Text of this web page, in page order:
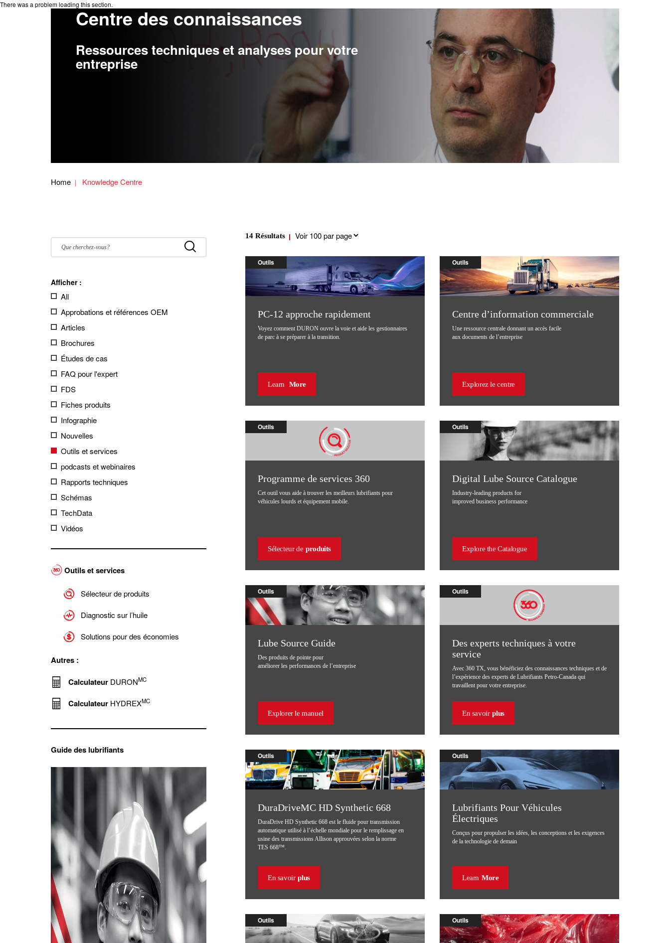
There was a problem loading this section.
Centre des connaissances
Ressources techniques et analyses pour votre
entreprise
Home Knowledge Centre
Submit
Afficher :
All
Approbations et références OEM
Articles
Brochures
Études de cas
FAQ pour l'expert
FDS
Fiches produits
Infographie
Nouvelles
Outils et services
podcasts et webinaires
Rapports techniques
Schémas
TechData
Vidéos
Outils et services
Sélecteur de produits
Diagnostic sur l’huile
Solutions pour des économies
Autres :
Calculateur DURONMC
Calculateur HYDREXMC
Guide des lubrifiants
14 Résultats
Results
Outils
PC-12 approche rapidement
Voyez comment DURON ouvre la voie et aide les gestionnaires
de parc à se préparer à la transition.
Learn More
Outils
Centre d’information commerciale
Une ressource centrale donnant un accès facile
aux documents de l’entreprise
Explorez le centre
Outils
Programme de services 360
Cet outil vous aide à trouver les meilleurs lubrifiants pour
véhicules lourds et équipement mobile.
Sélecteur de produits
Outils
Digital Lube Source Catalogue
Industry-leading products for
improved business performance
Explore the Catalogue
Outils
Lube Source Guide
Des produits de pointe pour
améliorer les performances de l’entreprise
Explorer le manuel
Outils
Des experts techniques à votre
service
Avec 360 TX, vous bénéficiez des connaissances techniques et de
l’expérience des experts de Lubrifiants Petro-Canada qui
travaillent pour votre entreprise.
En savoir plus
Outils
DuraDriveMC HD Synthetic 668
DuraDrive HD Synthetic 668 est le fluide pour transmission
automatique utilisé à l’échelle mondiale pour le remplissage en
usine des transmissions Allison approuvées selon la norme
TES 668™.
En savoir plus
Outils
Lubrifiants Pour Véhicules
Électriques
Conçus pour propulser les idées, les conceptions et les exigences
de la technologie de demain
Learn More
Outils Outils